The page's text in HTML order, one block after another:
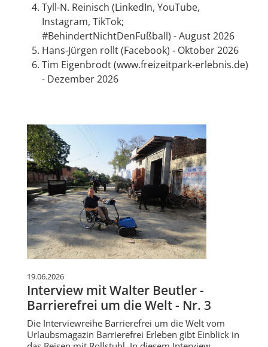
Tyll-N. Reinisch (LinkedIn, YouTube,
Instagram, TikTok;
#BehindertNichtDenFußball) - August 2026
Hans-Jürgen rollt (Facebook) - Oktober 2026
Tim Eigenbrodt (www.freizeitpark-erlebnis.de)
- Dezember 2026
19.06.2026
Interview mit Walter Beutler -
Barrierefrei um die Welt - Nr. 3
Die Interviewreihe Barrierefrei um die Welt vom
Urlaubsmagazin Barrierefrei Erleben gibt Einblick in